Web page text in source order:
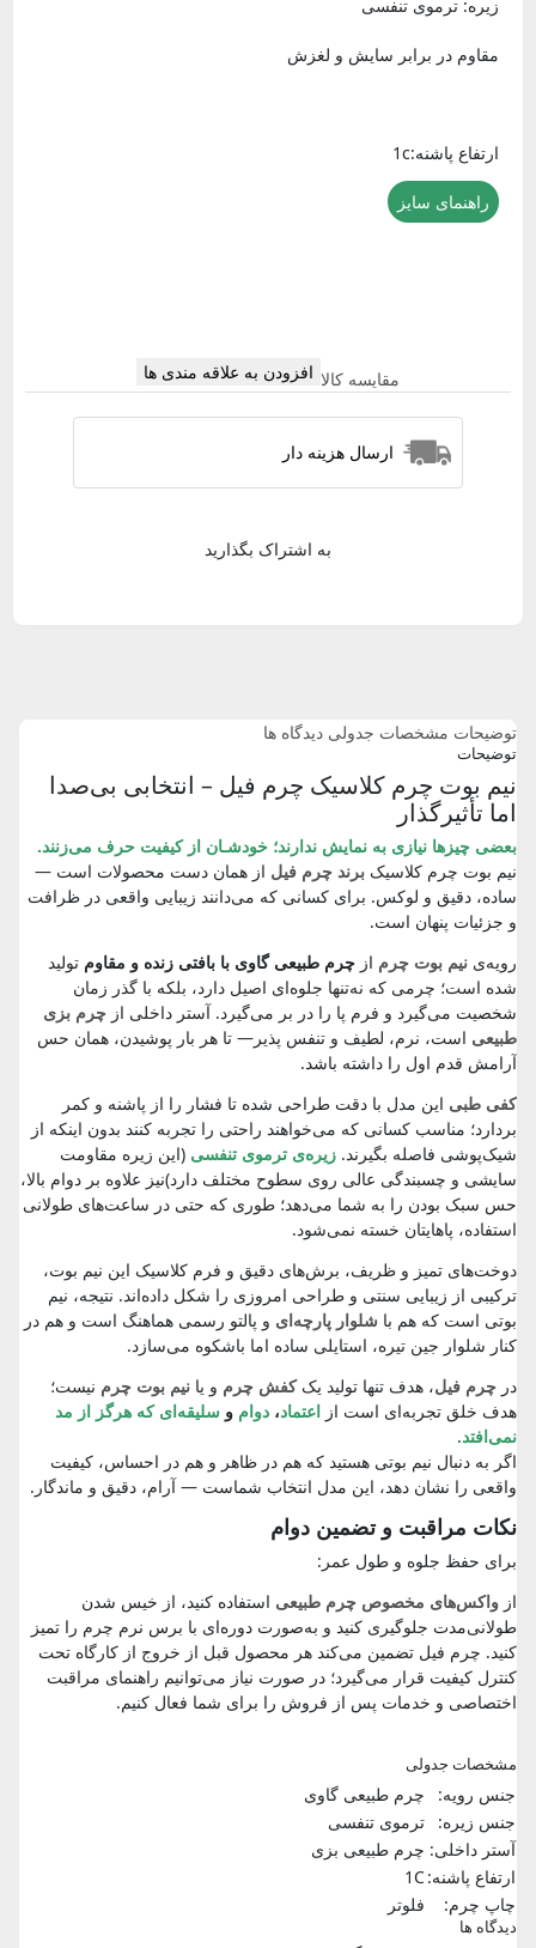
زیره: ترموی تنفسی
مقاوم در برابر سایش و لغزش
ارتفاع پاشنه:1c
راهنمای سایز
مقایسه کالا افزودن به علاقه مندی ها
ارسال هزینه دار
به اشتراک بگذارید
توضیحات مشخصات جدولی دیدگاه ها
توضیحات
نیم بوت چرم کلاسیک چرم فیل – انتخابی بی‌صدا
اما تأثیرگذار
بعضی چیزها نیازی به نمایش ندارند؛ خودشـان از کیفیت حرف می‌زنند.
نیم بوت چرم کلاسیکبرند چرم فیل از همان دست محصولات است —
ساده، دقیق و لوکس. برای کسانی که می‌دانند زیبایی واقعی در ظرافت
و جزئیات پنهان است.
رویه‌ینیم بوت چرم ازچرم طبیعی گاوی با بافتی زنده و مقاوم تولید
شده است؛ چرمی که نه‌تنها جلوه‌ای اصیل دارد، بلکه با گذر زمان
شخصیت می‌گیرد و فرم پا را در بر می‌گیرد. آستر داخلی ازچرم بزی
طبیعی است، نرم، لطیف و تنفس پذیر— تا هر بار پوشیدن، همان حس
آرامش قدم اول را داشته باشد.
کفی طبی این مدل با دقت طراحی شده تا فشار را از پاشنه و کمر
بردارد؛ مناسب کسانی که می‌خواهند راحتی را تجربه کنند بدون اینکه از
شیک‌پوشی فاصله بگیرند.زیره‌ی ترموی تنفسی (این زیره مقاومت
سایشی و چسبندگی عالی روی سطوح مختلف دارد)نیز علاوه بر دوام بالا،
حس سبک بودن را به شما می‌دهد؛ طوری که حتی در ساعت‌های طولانی
استفاده، پاهایتان خسته نمی‌شود.
دوخت‌های تمیز و ظریف، برش‌های دقیق و فرم کلاسیک این نیم بوت،
ترکیبی از زیبایی سنتی و طراحی امروزی را شکل داده‌اند. نتیجه، نیم
بوتی است که هم با شلوار پارچه‌ای و پالتو رسمی هماهنگ است و هم در
کنار شلوار جین تیره، استایلی ساده اما باشکوه می‌سازد.
درچرم فیل، هدف تنها تولید یککفش چرم و یانیم بوت چرم نیست؛
هدف خلق تجربه‌ای است از اعتماد،دوام وسلیقه‌ای که هرگز از مد
نمی‌افتد.
اگر به دنبال نیم بوتی هستید که هم در ظاهر و هم در احساس، کیفیت
واقعی را نشان دهد، این مدل انتخاب شماست — آرام، دقیق و ماندگار.
نکات مراقبت و تضمین دوام
برای حفظ جلوه و طول عمر:
ازواکس‌های مخصوص چرم طبیعی استفاده کنید، از خیس شدن
طولانی‌مدت جلوگیری کنید و به‌صورت دوره‌ای با برس نرم چرم را تمیز
کنید. چرم فیل تضمین می‌کند هر محصول قبل از خروج از کارگاه تحت
کنترل کیفیت قرار می‌گیرد؛ در صورت نیاز می‌توانیم راهنمای مراقبت
اختصاصی و خدمات پس از فروش را برای شما فعال کنیم.
مشخصات جدولی
جنس رویه:
چرم طبیعی گاوی
جنس زیره:
ترموی تنفسی
آستر داخلی: چرم طبیعی بزی
ارتفاع پاشنه:1C
چاپ چرم:
فلوتر
دیدگاه ها